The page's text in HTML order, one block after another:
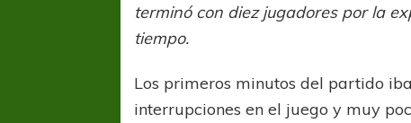
terminó con diez jugadores por la
tiempo.
Los primeros minutos del partido
interrupciones en el juego y muy